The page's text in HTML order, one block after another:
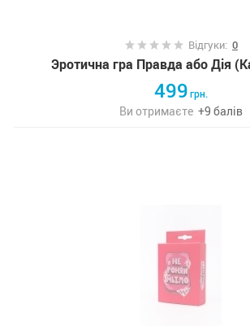
Відгуки: 0
Эротична гра Правда або Дія
499грн.
Ви отримаєте +9 балів